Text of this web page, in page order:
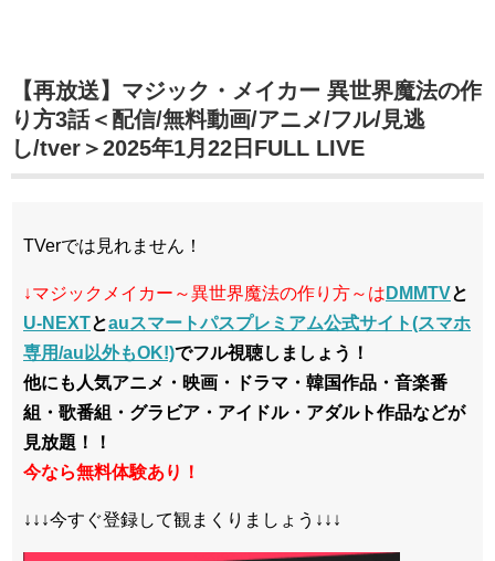
【再放送】マジック・メイカー 異世界魔法の作
り方3話＜配信/無料動画/アニメ/フル/見逃
し/tver＞2025年1月22日FULL LIVE
TVerでは見れません！
↓マジックメイカー～異世界魔法の作り方～は DMMTVと
U-NEXTとauスマートパスプレミアム公式サイト(スマホ
専用/au以外もOK!)でフル視聴しましょう！
他にも人気アニメ・映画・ドラマ・韓国作品・音楽番
組・歌番組・グラビア・アイドル・アダルト作品などが
見放題！！
今なら無料体験あり！
↓↓↓今すぐ登録して観まくりましょう↓↓↓